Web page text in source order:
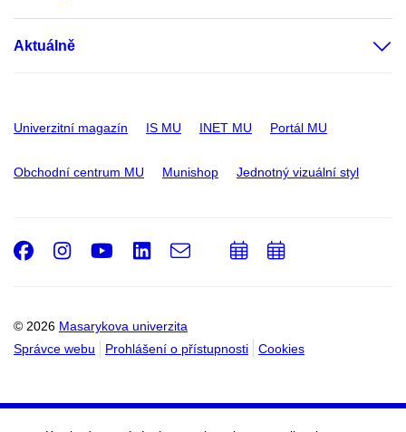
Aktuálně
Univerzitní magazín IS MU INET MU Portál MU
Obchodní centrum MU Munishop Jednotný vizuální styl
© 2026 Masarykova univerzita
Správce webu
Prohlášení o přístupnosti Cookies
Facebook
Instagram
Youtube
LinkedIn
e-
PřidatPřidat